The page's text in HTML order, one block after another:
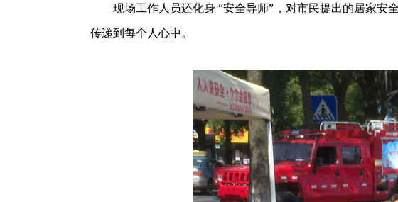
现场工作人员还化身 “安全导师”，对市民提出的居家安
传递到每个人心中。